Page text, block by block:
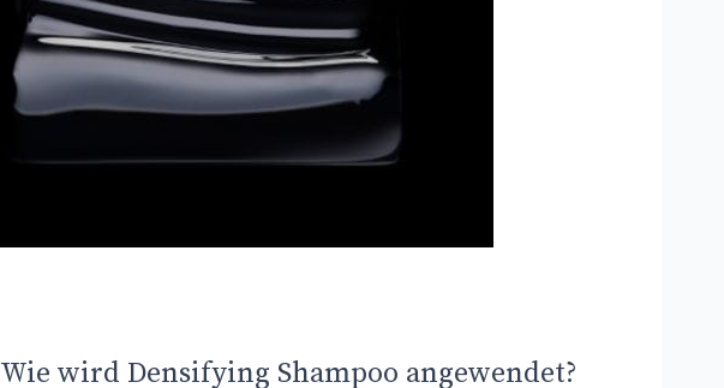
Wie wird Densifying Shampoo angewendet?